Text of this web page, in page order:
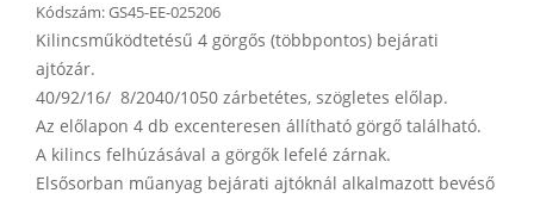
Kódszám:GS45-EE-025206
Kilincsműködtetésű 4 görgős (többpontos) bejárati
ajtózár.
40/92/16/ 8/2040/1050 zárbetétes, szögletes előlap.
Az előlapon 4 db excenteresen állítható görgő található.
A kilincs felhúzásával a görgők lefelé zárnak.
Elsősorban műanyag bejárati ajtóknál alkalmazott bevéső